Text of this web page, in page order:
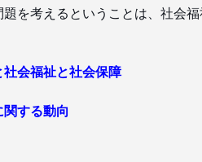
を考えるということは、社会
会福祉と社会保障
する動向